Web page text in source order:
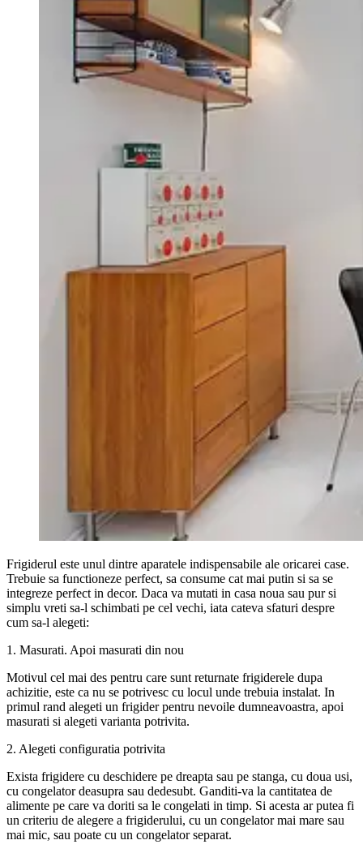
Frigiderul este unul dintre aparatele indispensabile ale oricarei case.
Trebuie sa functioneze perfect, sa consume cat mai putin si sa se
integreze perfect in decor. Daca va mutati in casa noua sau pur si
simplu vreti sa-l schimbati pe cel vechi, iata cateva sfaturi despre
cum sa-l alegeti:
1. Masurati. Apoi masurati din nou
Motivul cel mai des pentru care sunt returnate frigiderele dupa
achizitie, este ca nu se potrivesc cu locul unde trebuia instalat. In
primul rand alegeti un frigider pentru nevoile dumneavoastra, apoi
masurati si alegeti varianta potrivita.
2. Alegeti configuratia potrivita
Exista frigidere cu deschidere pe dreapta sau pe stanga, cu doua usi,
cu congelator deasupra sau dedesubt. Ganditi-va la cantitatea de
alimente pe care va doriti sa le congelati in timp. Si acesta ar putea fi
un criteriu de alegere a frigiderului, cu un congelator mai mare sau
mai mic, sau poate cu un congelator separat.